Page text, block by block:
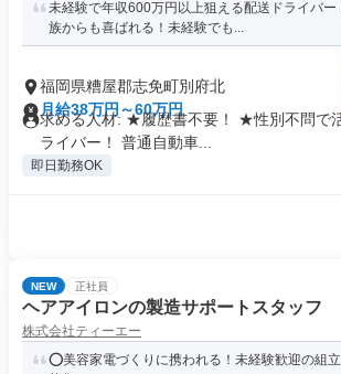
未経験で年収600万円以上狙える配送ドライバー
族からも喜ばれる！未経験でも...
福岡県糟屋郡志免町別府北
月給38万円～60万円
求める人材: ★履歴書不要！ ★性別不問で
ライバー！ 普通自動車...
即日勤務OK
NEW 正社員
ヘアアイロンの製造サポートスタッフ
株式会社ティーエー
⭕️美容家電づくりに携われる！未経験歓迎の組